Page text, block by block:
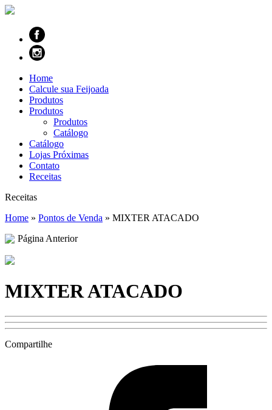
Home
Calcule sua Feijoada
Produtos
Produtos
Produtos
Catálogo
Catálogo
Lojas Próximas
Contato
Receitas
Receitas
Home » Pontos de Venda » MIXTER ATACADO
Página Anterior
MIXTER ATACADO
Compartilhe